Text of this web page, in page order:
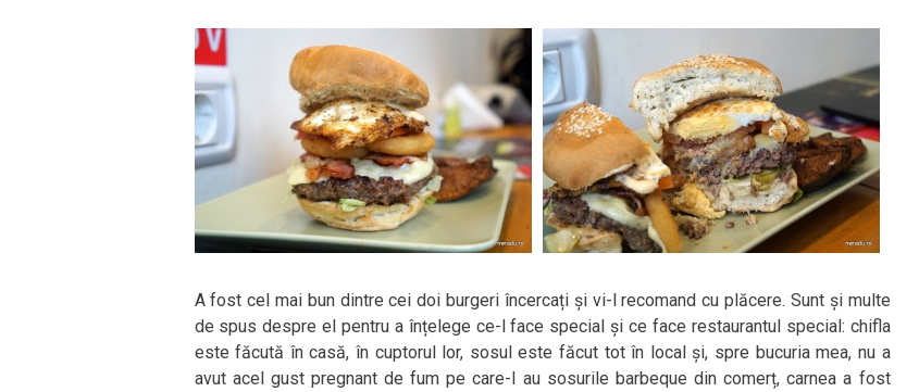
A fost cel mai bun dintre cei doi burgeri încercați și vi-l recomand cu plăcere. Sunt și multe
de spus despre el pentru a înțelege ce-l face special și ce face restaurantul special: chifla
este făcută în casă, în cuptorul lor, sosul este făcut tot în local și, spre bucuria mea, nu a
avut acel gust pregnant de fum pe care-l au sosurile barbeque din comerț, carnea a fost